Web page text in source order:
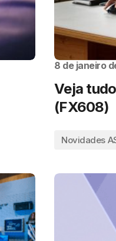
8 de janeiro
Veja
(FX608)
Novidades